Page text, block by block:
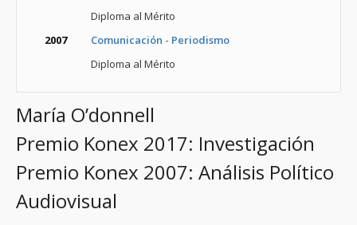
Diploma al Mérito
2007
Comunicación - Periodismo
Diploma al Mérito
María O’donnell
Premio Konex 2017: Investigación
Premio Konex 2007: Análisis Político
Audiovisual